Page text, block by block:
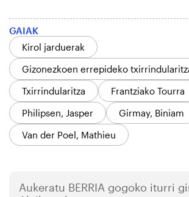
GAIAK
Kirol jarduerak
Gizonezkoen errepideko
Txirrindularitza
Frantziako Tourra
Philipsen, Jasper
Girmay, Biniam
Van der Poel, Mathieu
Aukeratu BERRIA gogoko iturri